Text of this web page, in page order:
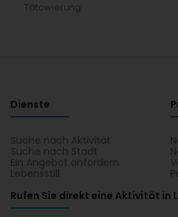
Tätowierung
Dienste
Suche nach Aktivität
Suche nach Stadt
Ein Angebot anfordern
Lebensstill
Rufen Sie direkt eine Aktivität in